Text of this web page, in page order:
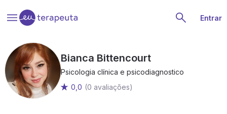
Entrar
Bianca Bittencourt
Psicologia clínica e psicodiagnostico
0,0 (0 avaliações)